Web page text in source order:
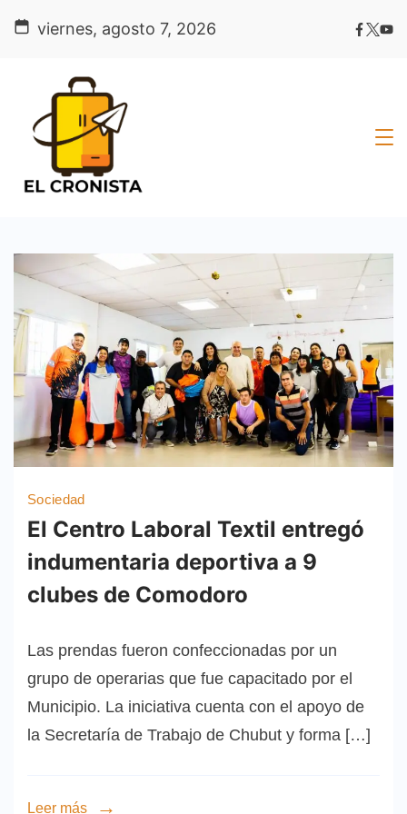
viernes, agosto 7, 2026
Sociedad
El Centro Laboral Textil entregó
indumentaria deportiva a 9
clubes de Comodoro
Las prendas fueron confeccionadas por un
grupo de operarias que fue capacitado por el
Municipio. La iniciativa cuenta con el apoyo de
la Secretaría de Trabajo de Chubut y forma […]
Leer más